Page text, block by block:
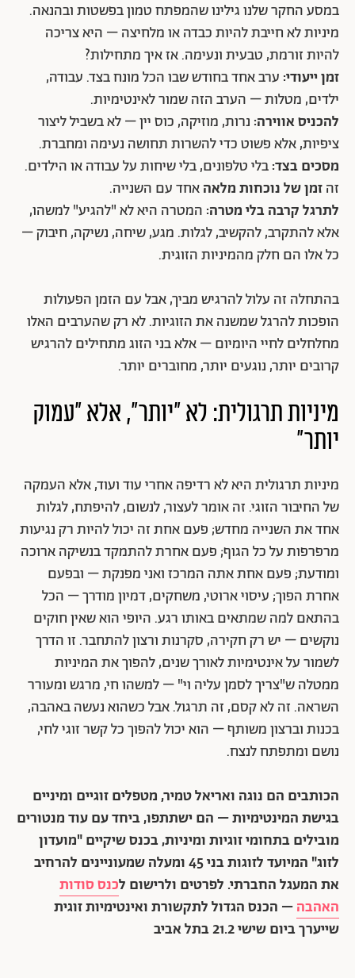
במסע החקר שלנו גילינו שהמפתח טמון בפשטות ובהנאה.
מיניות לא חייבת להיות כבדה או מלחיצה – היא צריכה
להיות זורמת, טבעית ונעימה. אז איך מתחילות?
זמן ייעודי: ערב אחד בחודש שבו הכל מונח בצד. עבודה,
ילדים, מטלות – הערב הזה שמור לאינטימיות.
להכניס אווירה: נרות, מוזיקה, כוס יין – לא בשביל ליצור
ציפיות, אלא פשוט כדי להשרות תחושה נעימה ומחברת.
מסכים בצד:בלי טלפונים, בלי שיחות על עבודה או הילדים.
זהזמן של נוכחות מלאהאחד עם השנייה.
לתרגל קרבה בלי מטרה: המטרה היא לא "להגיע" למשהו,
אלא להתקרב, להקשיב, לגלות. מגע, שיחה, נשיקה, חיבוק –
כל אלו הם חלק מהמיניות הזוגית.
בהתחלה זה עלול להרגיש מביך, אבל עם הזמן הפעולות
הופכות להרגל שמשנה את הזוגיות. לא רק שהערבים האלו
מחלחלים לחיי היומיום – אלא בני הזוג מתחילים להרגיש
קרובים יותר, נוגעים יותר, מחוברים יותר.
מיניות תרגולית: לא "יותר", אלא "עמוק
יותר"
מיניות תרגולית היא לא רדיפה אחרי עוד ועוד, אלא העמקה
של החיבור הזוגי. זה אומר לעצור, לנשום, להיפתח, לגלות
אחד את השנייה מחדש; פעם אחת זה יכול להיות רק נגיעות
מרפרפות על כל הגוף; פעם אחרת להתמקד בנשיקה ארוכה
ומודעת; פעם אחת אתה המרכז ואני מפנקת – ובפעם
אחרת הפוך; עיסוי ארוטי, משחקים, דמיון מודרך – הכל
בהתאם למה שמתאים באותו רגע. היופי הוא שאין חוקים
נוקשים – יש רק חקירה, סקרנות ורצון להתחבר. זו הדרך
לשמור על אינטימיות לאורך שנים, להפוך את המיניות
ממטלה ש"צריך לסמן עליה וי" – למשהו חי, מרגש ומעורר
השראה. זה לא קסם, זה תרגול. אבל כשהוא נעשה באהבה,
בכנות וברצון משותף – הוא יכול להפוך כל קשר זוגי לחי,
נושם ומתפתח לנצח.
הכותבים הם נוגה ואריאל טמיר, מטפלים זוגיים ומיניים
בגישת המינטימיות – הם ישתתפו, ביחד עם עוד מנטורים
מובילים בתחומי זוגיות ומיניות, בכנס שיקיים "מועדון
לזוג" המיועד לזוגות בני 45 ומעלה שמעוניינים להרחיב
את המעגל החברתי. לפרטים ולרישום לכנס סודות
האהבה– הכנס הגדול לתקשורת ואינטימיות זוגית
שייערך ביום שישי 21.2 בתל אביב